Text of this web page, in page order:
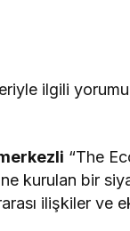
ilgili
“The
kurulan bir
ilişkiler ve